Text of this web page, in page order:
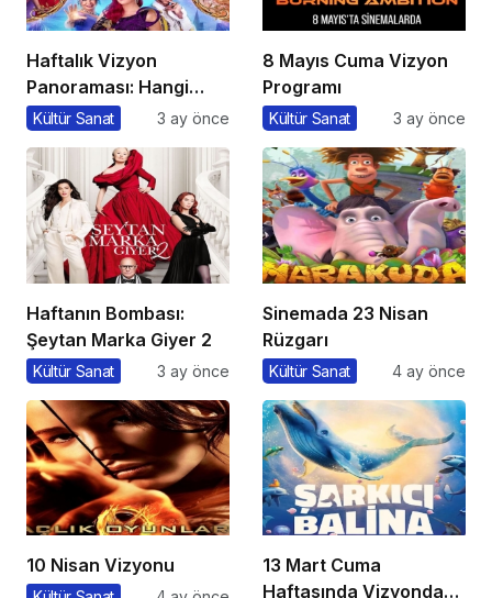
Haftalık Vizyon
Panoraması: Hangi
Filmi İzlemeli?
Kültür Sanat 3 ay önce
8 Mayıs Cuma Vizyon
Programı
Kültür Sanat 3 ay önce
Haftanın Bombası:
Şeytan Marka Giyer 2
Kültür Sanat 3 ay önce
Sinemada 23 Nisan
Rüzgarı
Kültür Sanat 4 ay önce
10 Nisan Vizyonu
13 Mart Cuma
Haftasında Vizyonda